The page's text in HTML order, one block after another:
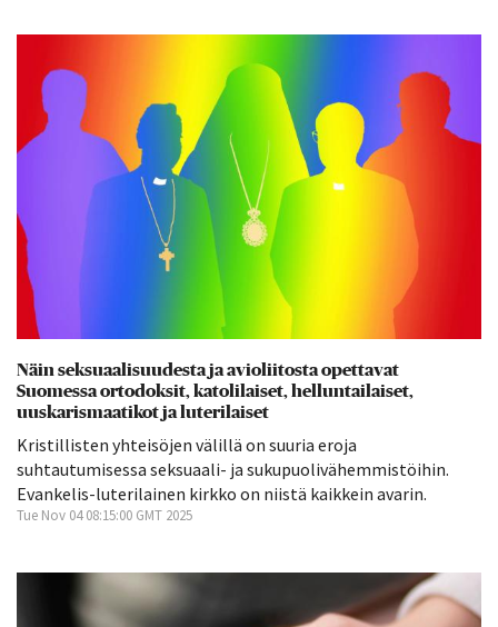
Näin seksuaalisuudesta ja avioliitosta opettavat
Suomessa ortodoksit, katolilaiset, helluntailaiset,
uuskarismaatikot ja luterilaiset
Kristillisten yhteisöjen välillä on suuria eroja
suhtautumisessa seksuaali- ja sukupuolivähemmistöihin.
Evankelis-luterilainen kirkko on niistä kaikkein avarin.
Tue Nov 04 08:15:00 GMT 2025